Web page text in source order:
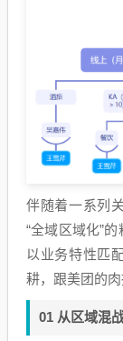
伴随着一系列
“全域区域化”
以业务特性匹
耕，跟美团的肉
01 从区域混